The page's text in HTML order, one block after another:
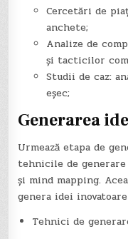
Cercetări de
anchete;
Analize de
și tacticilor
Studii de caz:
eșec;
Generarea
Urmează etapa de
tehnicile de
și mind mapping.
genera idei
Tehnici de